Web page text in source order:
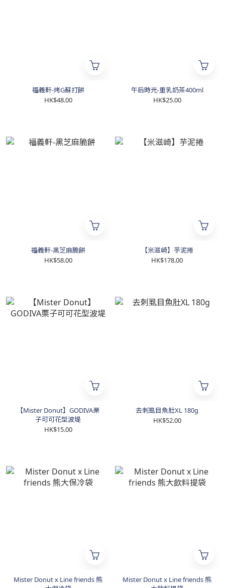
福義軒-烤G蘇打餅
HK$48.00
午后時光-重乳奶茶400ml
HK$25.00
福義軒-黑芝麻脆餅
HK$58.00
【米滋崎】芋泥捲
HK$178.00
【Mister Donut】GODIVA栗
子可可花型波堤
HK$15.00
去刺虱目魚肚XL 180g
HK$52.00
Mister Donut x Line friends 熊
Mister Donut x Line friends 熊